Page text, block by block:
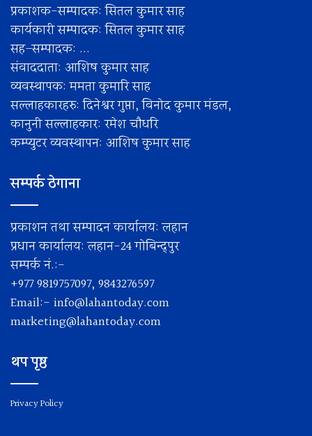
प्रकाशक-सम्पादक: सितल कुमार साह
कार्यकारी सम्पादक: सितल कुमार साह
सह–सम्पादक: ...
संवाददाता: आशिष कुमार साह
व्यवस्थापक: ममता कुमारि साह
सल्लाहकारहरु: दिनेश्वर गुप्ता, विनोद कुमार मंडल,
कानुनी सल्लाहकार: रमेश चाैधरि
कम्प्युटर व्यवस्थापन: आशिष कुमार साह
सम्पर्क ठेगाना
प्रकाशन तथा सम्पादन कार्यालय: लहान
प्रधान कार्यालय: लहान-24 गोबिन्द्पुर
सम्पर्क नं.:-
+977 9819757097, 9843276597
Email:- info@lahantoday.com
marketing@lahantoday.com
थप पृष्ठ
Privacy Policy